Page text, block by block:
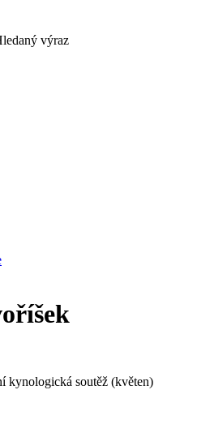
výraz
kynologická soutěž (květen)